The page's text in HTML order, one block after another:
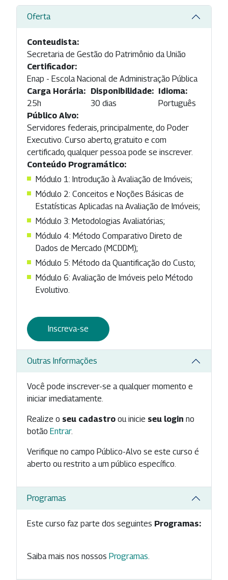
Oferta
Conteudista:
Secretaria de Gestão do Patrimônio da União
Certificador:
Enap - Escola Nacional de Administração Pública
Carga Horária:
25h
Disponibilidade:
30 dias
Idioma:
Português
Público Alvo:
Servidores federais, principalmente, do Poder
Executivo. Curso aberto, gratuito e com
certificado, qualquer pessoa pode se inscrever.
Conteúdo Programático:
Módulo 1: Introdução à Avaliação de Imóveis;
Módulo 2: Conceitos e Noções Básicas de
Estatísticas Aplicadas na Avaliação de Imóveis;
Módulo 3: Metodologias Avaliatórias;
Módulo 4: Método Comparativo Direto de
Dados de Mercado (MCDDM);
Módulo 5: Método da Quantificação do Custo;
Módulo 6: Avaliação de Imóveis pelo Método
Evolutivo.
Inscreva-se
Outras Informações
Você pode inscrever-se a qualquer momento e
iniciar imediatamente.
Realize o seu cadastro ou inicie seu login no
botão Entrar.
Verifique no campo Público-Alvo se este curso é
aberto ou restrito a um público específico.
Programas
Este curso faz parte dos seguintes Programas:
Saiba mais nos nossos Programas